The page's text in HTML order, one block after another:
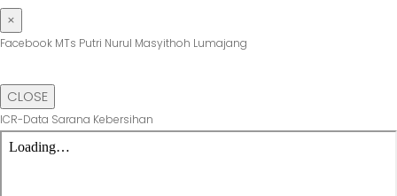
×
Facebook MTs Putri Nurul Masyithoh Lumajang
CLOSE
ICR-Data Sarana Kebersihan